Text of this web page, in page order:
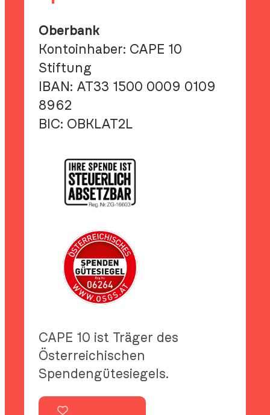
Oberbank
Kontoinhaber: CAPE 10
Stiftung
IBAN: AT33 1500 0009 0109
8962
BIC: OBKLAT2L
CAPE 10 ist Träger des
Österreichischen
Spendengütesiegels.